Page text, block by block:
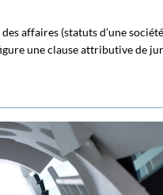
affaires (statuts d’une
une clause attributive de